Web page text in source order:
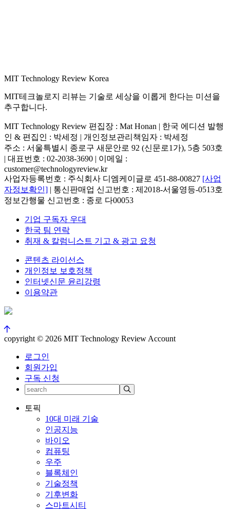
MIT Technology Review Korea
MIT테크놀로지 리뷰는 기술로 세상을 이롭게 한다는 미션을
추구합니다.
MIT Technology Review 편집장 : Mat Honan | 한국 에디션 발행
인 & 편집인 : 박세정 | 개인정보관리책임자 : 박세정
주소 : 서울특별시 종로구 새문안로 92 (신문로1가), 5층 503호
| 대표번호 : 02-2038-3690 | 이메일 :
customer@technologyreview.kr
사업자등록번호 : 주식회사 디엠케이글로 451-88-00827 [사업
자정보확인] | 통신판매업 신고번호 : 제2018-서울영등-0513호
정보간행물 신고번호 : 종로 다00053
기업 구독자 우대
한국 팀 연락
취재 & 칼럼니스트 기고 & 광고 요청
콘텐츠 라이선스
개인정보 보호정책
인터넷신문 윤리강령
이용약관
copyright © 2026 MIT Technology Review Account
로그인
회원가입
구독 신청
토픽
10대 미래 기술
인공지능
바이오
컴퓨팅
우주
블록체인
기술정책
기후변화
스마트시티